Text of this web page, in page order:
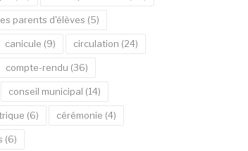
parents d'élèves (5)
canicule (9) circulation (24)
compte-rendu (36)
conseil municipal (14)
(6) cérémonie (4)
(6)